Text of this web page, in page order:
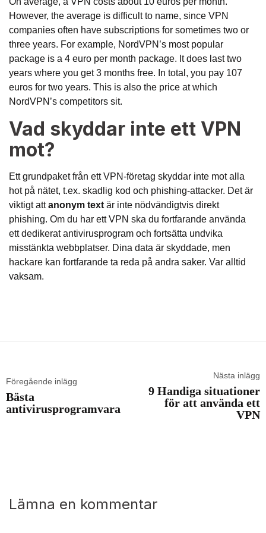
However, the average is difficult to name, since VPN
companies often have subscriptions for sometimes two or
three years. For example, NordVPN’s most popular
package is a 4 euro per month package. It does last two
years where you get 3 months free. In total, you pay 107
euros for two years. This is also the price at which
NordVPN’s competitors sit.
Vad skyddar inte ett VPN
mot?
Ett grundpaket från ett VPN-företag skyddar inte mot alla
hot på nätet, t.ex. skadlig kod och phishing-attacker. Det är
viktigt attanonym text är inte nödvändigtvis direkt
phishing. Om du har ett VPN ska du fortfarande använda
ett dedikerat antivirusprogram och fortsätta undvika
misstänkta webbplatser. Dina data är skyddade, men
hackare kan fortfarande ta reda på andra saker. Var alltid
vaksam.
Föregående inlägg
Bästa
antivirusprogramvara
Nästa inlägg
9 Handiga situationer
för att använda ett
VPN
Lämna en kommentar